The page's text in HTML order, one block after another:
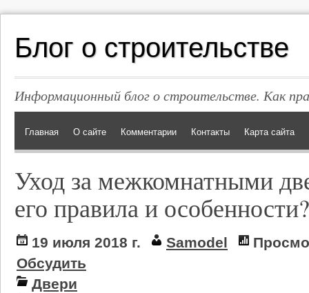
Блог о строительстве
Информационный блог о строительстве. Как
Главная О сайте Комментарии Контакты Карта сайта
Уход за межкомнатными
его правила и особенности?
19 июля 2018 г. Samodel
Обсудить
Двери